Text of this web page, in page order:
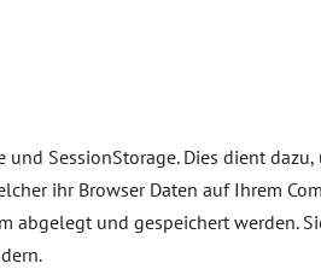
SessionStorage. Dies dient
ihr Browser Daten auf Ihrem
und gespeichert werden.